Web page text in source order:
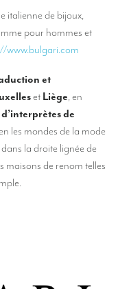
italienne de bijoux,
pour hommes et
www.bulgari.com
et
et Liège, en
de
les mondes de la mode
dans la droite lignée de
maisons de renom telles